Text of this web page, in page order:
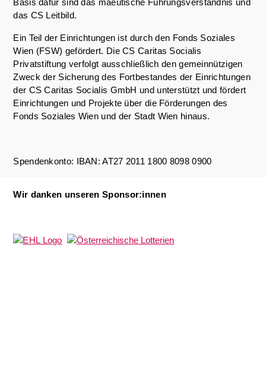
Basis dafür sind das mäeutische Führungsverständnis und
das CS Leitbild.
Ein Teil der Einrichtungen ist durch den Fonds Soziales
Wien (FSW) gefördert. Die CS Caritas Socialis
Privatstiftung verfolgt ausschließlich den gemeinnützigen
Zweck der Sicherung des Fortbestandes der Einrichtungen
der CS Caritas Socialis GmbH und unterstützt und fördert
Einrichtungen und Projekte über die Förderungen des
Fonds Soziales Wien und der Stadt Wien hinaus.
Spendenkonto: IBAN: AT27 2011 1800 8098 0900
Wir danken unseren Sponsor:innen